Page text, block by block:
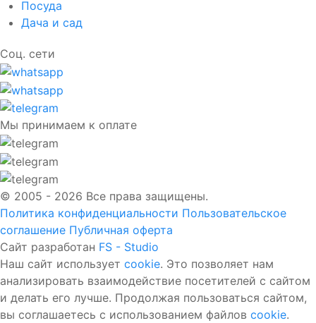
Посуда
Дача и сад
Соц. сети
Мы принимаем к оплате
© 2005 - 2026 Все права защищены.
Политика конфиденциальности Пользовательское
соглашение Публичная оферта
Сайт разработан FS - Studio
Наш сайт использует cookie. Это позволяет нам
анализировать взаимодействие посетителей с сайтом
и делать его лучше. Продолжая пользоваться сайтом,
вы соглашаетесь с использованием файлов cookie.